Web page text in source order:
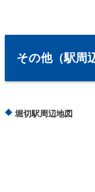
その他（駅周
堀切駅周辺地図